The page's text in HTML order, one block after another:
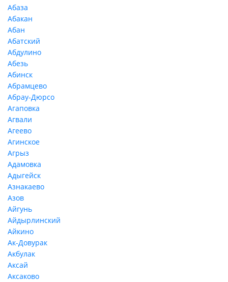
Абаза
Абакан
Абан
Абатский
Абдулино
Абезь
Абинск
Абрамцево
Абрау-Дюрсо
Агаповка
Агвали
Агеево
Агинское
Агрыз
Адамовка
Адыгейск
Азнакаево
Азов
Айгунь
Айдырлинский
Айкино
Ак-Довурак
Акбулак
Аксай
Аксаково